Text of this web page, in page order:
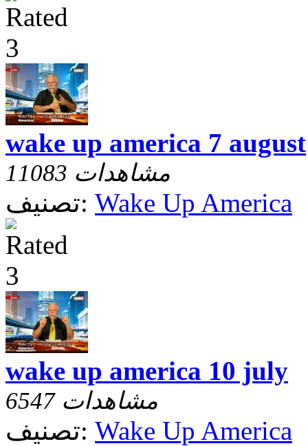
wake up america 7 august
11083 مشاهدات
تصنيف: Wake Up America
wake up america 10 july
6547 مشاهدات
تصنيف: Wake Up America